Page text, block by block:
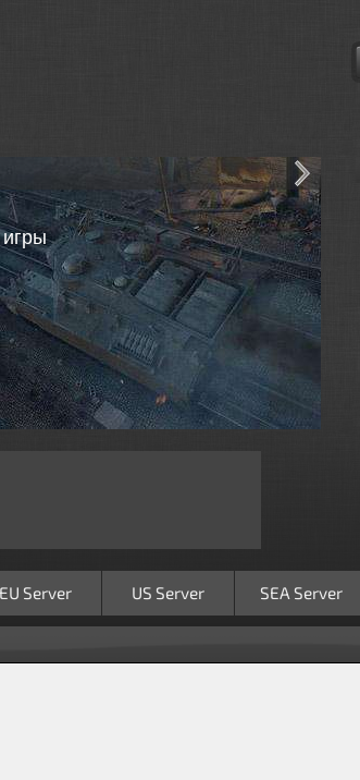
EU Server US Server SEA Server